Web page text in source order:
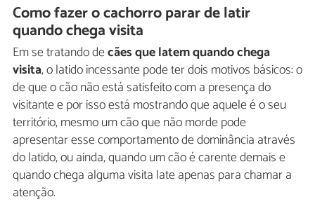
Como fazer o cachorro parar de latir
quando chega visita
Em se tratando decães que latem quando chega
visita, o latido incessante pode ter dois motivos básicos: o
de que o cão não está satisfeito com a presença do
visitante e por isso está mostrando que aquele é o seu
território, mesmo um cão que não morde pode
apresentar esse comportamento de dominância através
do latido, ou ainda, quando um cão é carente demais e
quando chega alguma visita late apenas para chamar a
atenção.